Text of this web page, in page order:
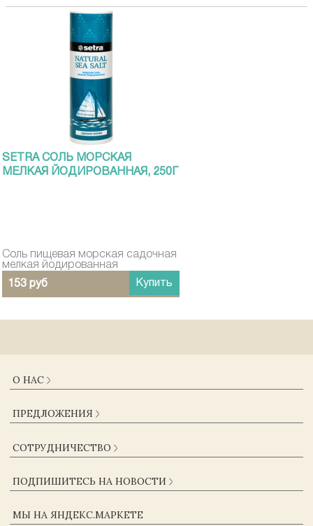
SETRA СОЛЬ МОРСКАЯ
МЕЛКАЯ ЙОДИРОВАННАЯ, 250Г
Соль пищевая морская садочная
мелкая йодированная
153 руб
Купить
О НАС
ДОСТАВКА И ОПЛАТА
ЖУРНАЛ
КОНТАКТЫ
ПОЛЬЗОВАТЕЛЬСКОЕ СОГЛАШЕНИЕ
ОФЕРТА
ПРЕДЛОЖЕНИЯ
СОТРУДНИЧЕСТВО
ПОСТАВЩИКАМ
ВАКАНСИИ
ПОДПИШИТЕСЬ НА НОВОСТИ
МЫ НА ЯНДЕКС.МАРКЕТЕ